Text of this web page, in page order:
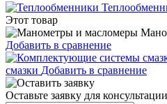
Этот товар
Добавить в сравнение
смазки Добавить в сравнение
Оставьте заявку для консультации